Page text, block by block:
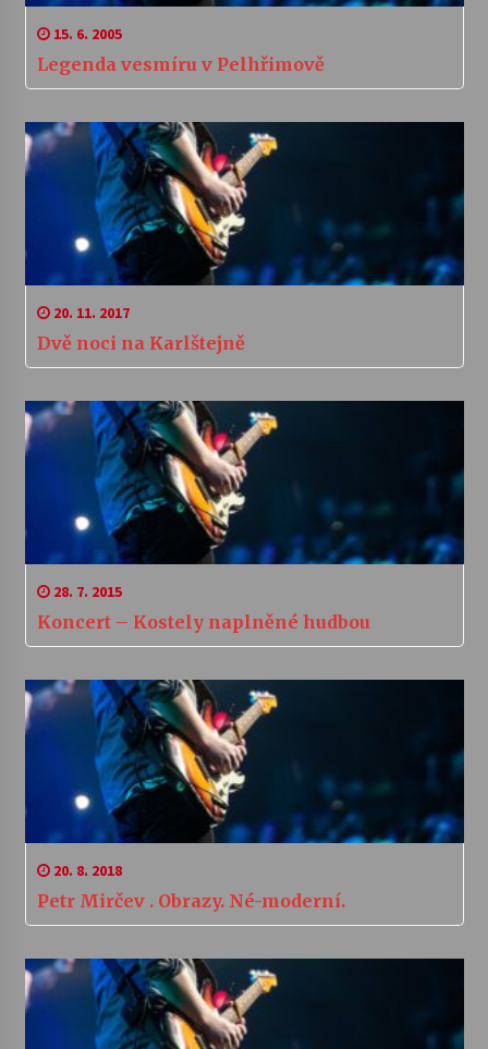
15. 6. 2005
Legenda vesmíru v Pelhřimově
20. 11. 2017
Dvě noci na Karlštejně
28. 7. 2015
Koncert – Kostely naplněné hudbou
20. 8. 2018
Petr Mirčev . Obrazy. Né-moderní.